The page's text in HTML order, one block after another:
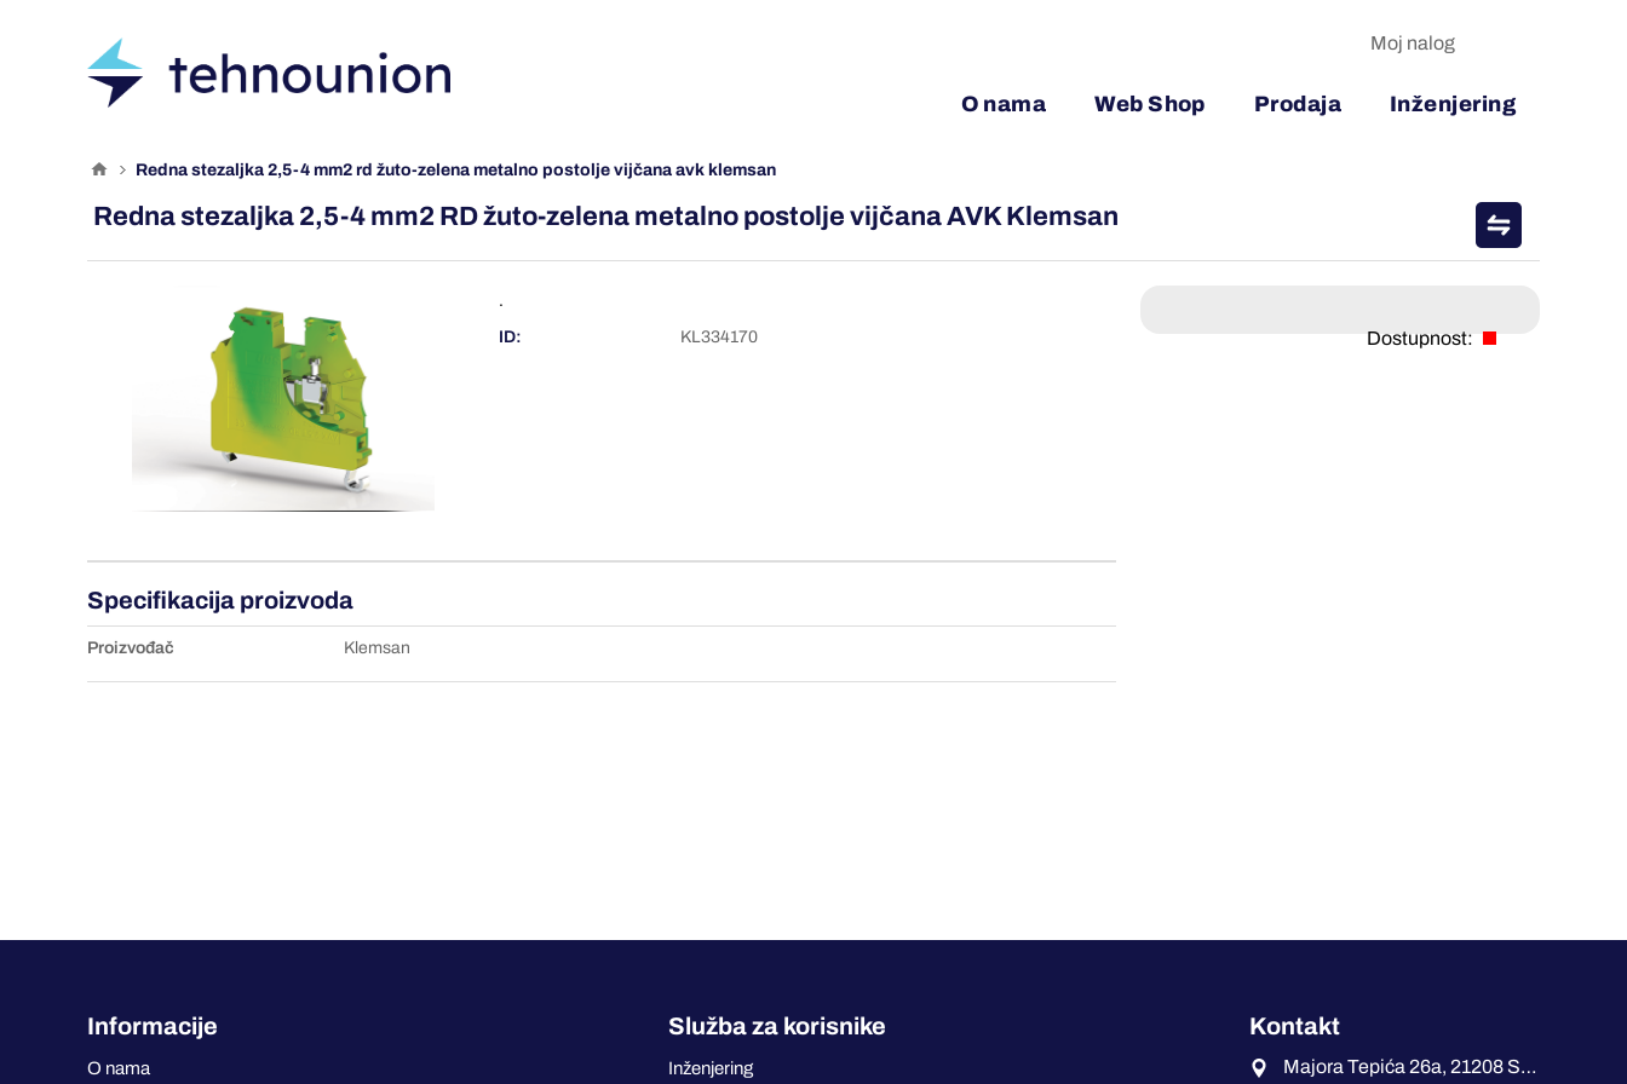
O nama Web Shop Prodaja Inženjering
Moj nalog
redna stezaljka 2,5-4 mm2 rd žuto-zelena metalno postolje vijčana avk klemsan
Redna stezaljka 2,5-4 mm2 RD žuto-zelena metalno postolje vijčana AVK Klemsan
.
ID:
KL334170 Dostupnost:
Specifikacija proizvoda
Proizvođač Klemsan
Informacije
O nama
Služba za korisnike
Inženjering
Kontakt
Majora Tepića 26a, 21208 Sremska Kamenica